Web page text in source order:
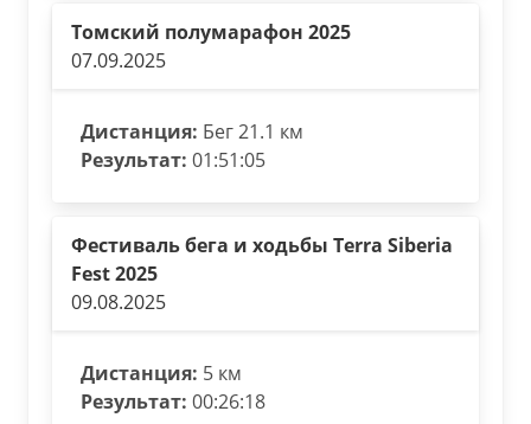
Томский полумарафон 2025
07.09.2025
Дистанция: Бег 21.1 км
Результат: 01:51:05
Фестиваль бега и ходьбы Terra Siberia
Fest 2025
09.08.2025
Дистанция: 5 км
Результат: 00:26:18